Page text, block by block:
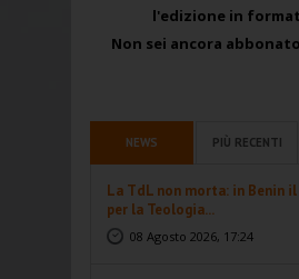
l'edizione in
Non sei ancora
NEWS PIÙ RECENTI
La TdL non morta: in Benin
per la Teologia...
08 Agosto 2026, 17:24